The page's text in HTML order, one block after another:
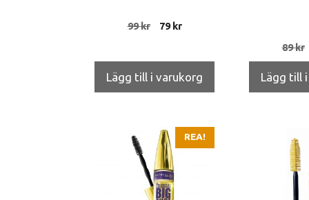
99kr
Det
99 kr.
79krDet
79 kr.
Lägg till i varukorg
89kr
Lägg till
REA!